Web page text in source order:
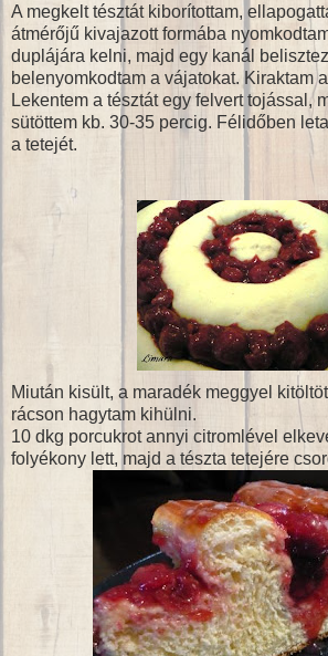
A megkelt tésztát kiborítottam,
átmérőjű kivajazott formába
duplájára kelni, majd egy kanál
belenyomkodtam a vájatokat. Kiraktam
Lekentem a tésztát egy felvert tojással,
sütöttem kb. 30-35 percig. Félidőben
a tetejét.
Miután kisült, a maradék meggyel
rácson hagytam kihülni.
10 dkg porcukrot annyi citromlével
folyékony lett, majd a tészta tetejére